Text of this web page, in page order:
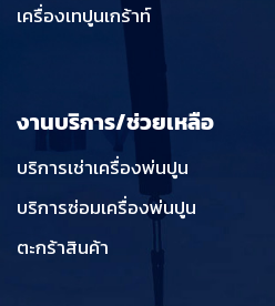
เครื่องเทปูนเกร้าท์
งานบริการ/ช่วยเหลือ
บริการเช่าเครื่องพ่นปูน
บริการซ่อมเครื่องพ่นปูน
ตะกร้าสินค้า